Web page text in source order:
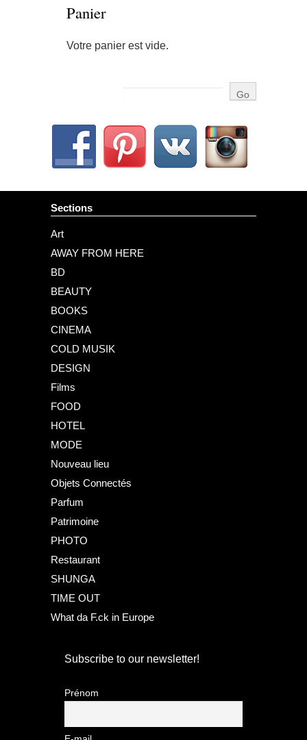
Panier
Votre panier est vide.
Sections
Art
AWAY FROM HERE
BD
BEAUTY
BOOKS
CINEMA
COLD MUSIK
DESIGN
Films
FOOD
HOTEL
MODE
Nouveau lieu
Objets Connectés
Parfum
Patrimoine
PHOTO
Restaurant
SHUNGA
TIME OUT
What da F.ck in Europe
Subscribe to our newsletter!
Prénom